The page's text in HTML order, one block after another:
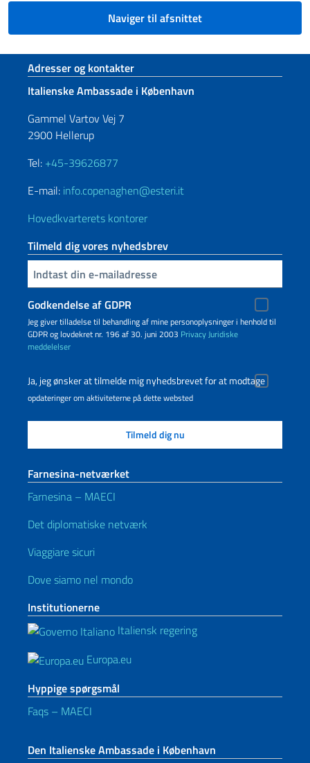
Naviger til afsnittet
Sidefod sektion
Adresser og kontakter
Italienske Ambassade i København
Gammel Vartov Vej 7
2900 Hellerup
Tel: +45-39626877
E-mail: info.copenaghen@esteri.it
Hovedkvarterets kontorer
Tilmeld dig vores nyhedsbrev
Indtast din e-mailadresse
Godkendelse af GDPR
Jeg giver tilladelse til behandling af mine personoplysninger i henhold til
GDPR og lovdekret nr. 196 af 30. juni 2003 PrivacyJuridiske
meddelelser
Ja, jeg ønsker at tilmelde mig nyhedsbrevet for at modtage
opdateringer om aktiviteterne på dette websted
Farnesina-netværket
Farnesina – MAECI
Det diplomatiske netværk
Viaggiare sicuri
Dove siamo nel mondo
Institutionerne
Italiensk regering
Europa.eu
Hyppige spørgsmål
Faqs – MAECI
Den Italienske Ambassade i København